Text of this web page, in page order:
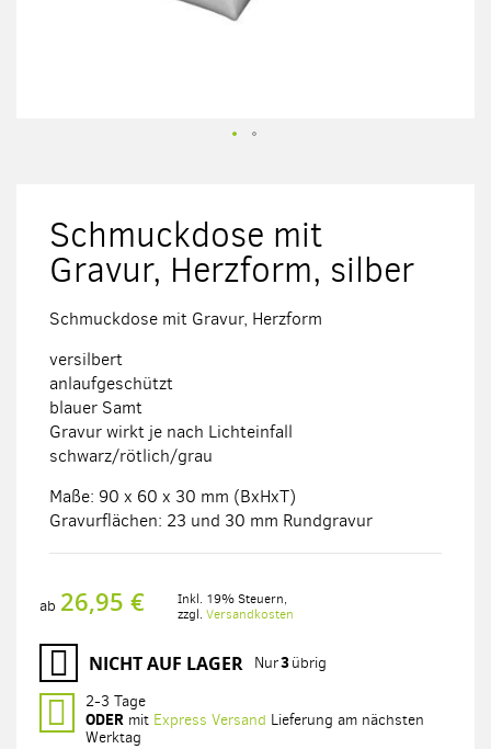
Schmuckdose mit
Gravur, Herzform, silber
Schmuckdose mit Gravur, Herzform
versilbert
anlaufgeschützt
blauer Samt
Gravur wirkt je nach Lichteinfall
schwarz/rötlich/grau
Maße: 90 x 60 x 30 mm (BxHxT)
Gravurflächen: 23 und 30 mm Rundgravur
ab 26,95 € Inkl. 19% Steuern,
zzgl. Versandkosten
NICHT AUF LAGER Nur3übrig
2-3 Tage
ODERmit Express Versand Lieferung am nächsten
Werktag
Bildergalerie
springen